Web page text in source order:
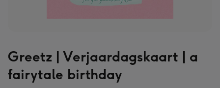
Greetz | Verjaardagskaart | a
fairytale birthday